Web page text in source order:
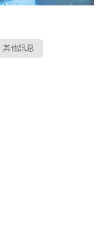
其他訊息